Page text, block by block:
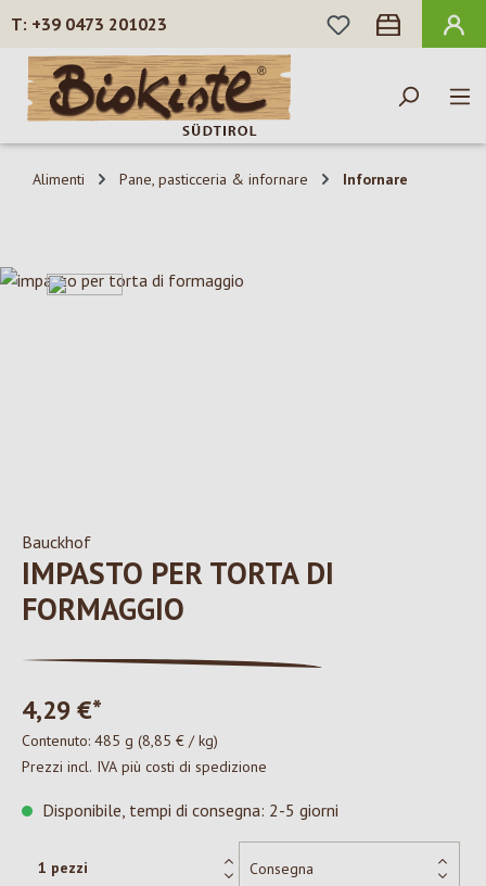
Passa al contenuto principale
+39 0473 201023
HAI 0 ARTICOLI
Alimenti Pane, pasticceria & infornare Infornare
Salta la galleria di immagini
Bauckhof
IMPASTO PER TORTA DI
FORMAGGIO
4,29 €*
Contenuto: 485 g (8,85 € / kg)
Prezzi incl. IVA più costi di spedizione
Disponibile, tempi di consegna: 2-5 giorni